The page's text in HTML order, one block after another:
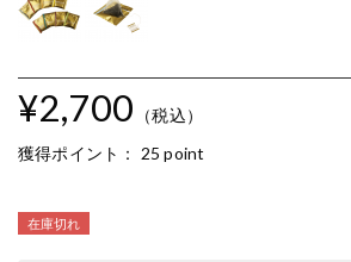
¥2,700 （税込）
獲得ポイント： 25 point
在庫切れ